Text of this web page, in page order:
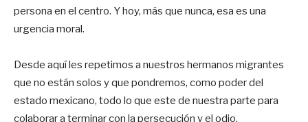
persona en el centro. Y hoy, más que nunca, esa es una
urgencia moral.
Desde aquí les repetimos a nuestros hermanos migrantes
que no están solos y que pondremos, como poder del
estado mexicano, todo lo que este de nuestra parte para
colaborar a terminar con la persecución y el odio.